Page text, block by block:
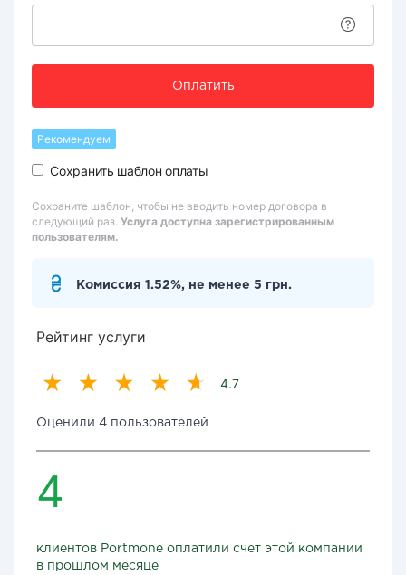
Оплатить
Рекомендуем
Сохранить шаблон оплаты
Сохраните шаблон, чтобы не вводить номер договора в
следующий раз. Услуга доступна зарегистрированным
пользователям.
Комиссия 1.52%, не менее 5 грн.
Рейтинг услуги
4.7
Оценили 4 пользователей
4
клиентов Portmone оплатили счет этой компании
в прошлом месяце